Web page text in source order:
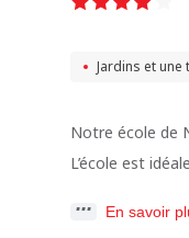
Jardins et une
Notre école de
L’école est
En savoir